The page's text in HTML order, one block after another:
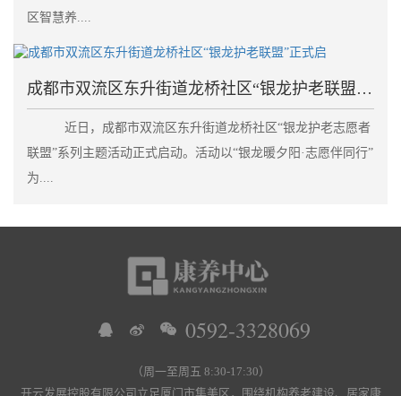
区智慧养....
成都市双流区东升街道龙桥社区“银龙护老联盟”正式启
近日，成都市双流区东升街道龙桥社区“银龙护老志愿者
联盟”系列主题活动正式启动。活动以“银龙暖夕阳·志愿伴同行”
为....
0592-3328069
（周一至周五 8:30-17:30）
开云发展控股有限公司立足厦门市集美区，围绕机构养老建设、居家康